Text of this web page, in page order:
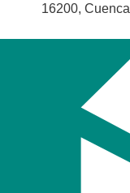
16200, Cuenca